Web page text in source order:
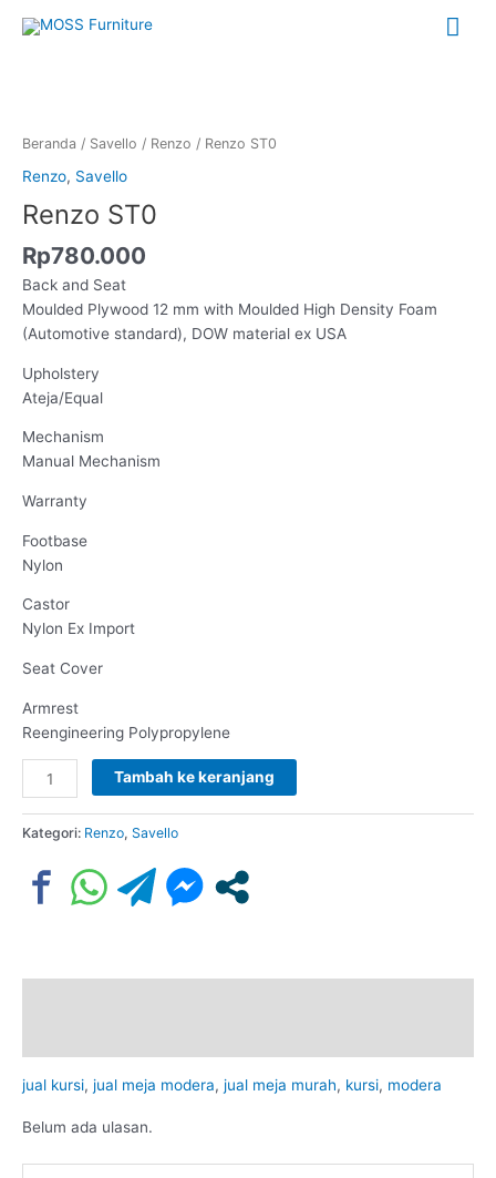
Beranda / Savello / Renzo / Renzo ST0
Renzo, Savello
Renzo ST0
Rp780.000
Back and Seat
Moulded Plywood 12 mm with Moulded High Density Foam
(Automotive standard), DOW material ex USA
Upholstery
Ateja/Equal
Mechanism
Manual Mechanism
Warranty
Footbase
Nylon
Castor
Nylon Ex Import
Seat Cover
Armrest
Reengineering Polypropylene
ST0
Tambah ke keranjang
Kategori: Renzo, Savello
jual kursi, jual meja modera, jual meja murah, kursi, modera
Belum ada ulasan.